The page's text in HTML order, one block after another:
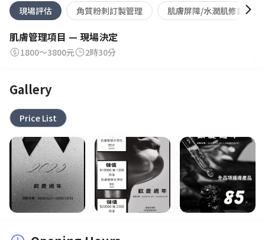
現場評估 角質粉刺訂製管理 肌膚屏障/水潤肌修護管理
肌膚管理項目 — 現場決定
1800～3800元 2時30分
Gallery
Price List